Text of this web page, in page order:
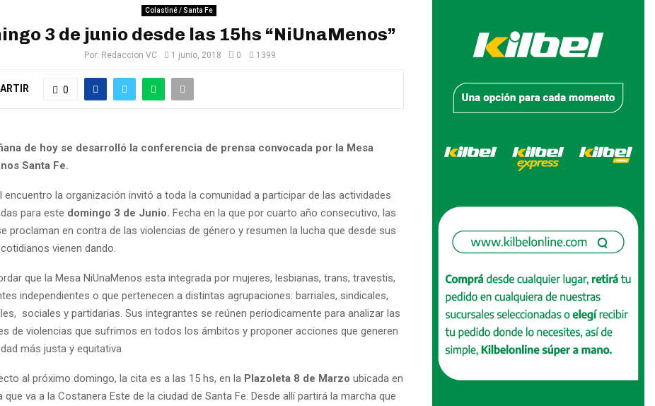
Colastiné / Santa Fe
3 de junio desde las 15hs “NiUnaMenos”
Por: Redaccion VC 1 junio, 2018 0 1399
0
de hoy se desarrolló la conferencia de prensa convocada por la Mesa
Santa Fe.
encuentro la organización invitó a toda la comunidad a participar de las actividades
para este domingo 3 de Junio. Fecha en la que por cuarto año consecutivo, las
proclaman en contra de las violencias de género y resumen la lucha que desde sus
vienen dando.
que la Mesa NiUnaMenos esta integrada por mujeres, lesbianas, trans, travestis,
independientes o que pertenecen a distintas agrupaciones: barriales, sindicales,
sociales y partidarias. Sus integrantes se reúnen periodicamente para analizar las
de violencias que sufrimos en todos los ámbitos y proponer acciones que generen
más justa y equitativa
al próximo domingo, la cita es a las 15 hs, en la Plazoleta 8 de Marzo ubicada en
que va a la Costanera Este de la ciudad de Santa Fe. Desde allí partirá la marcha que